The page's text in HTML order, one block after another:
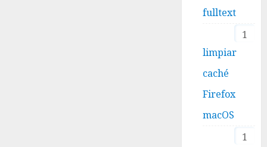
fulltext
1
limpiar
caché
Firefox
macOS
1